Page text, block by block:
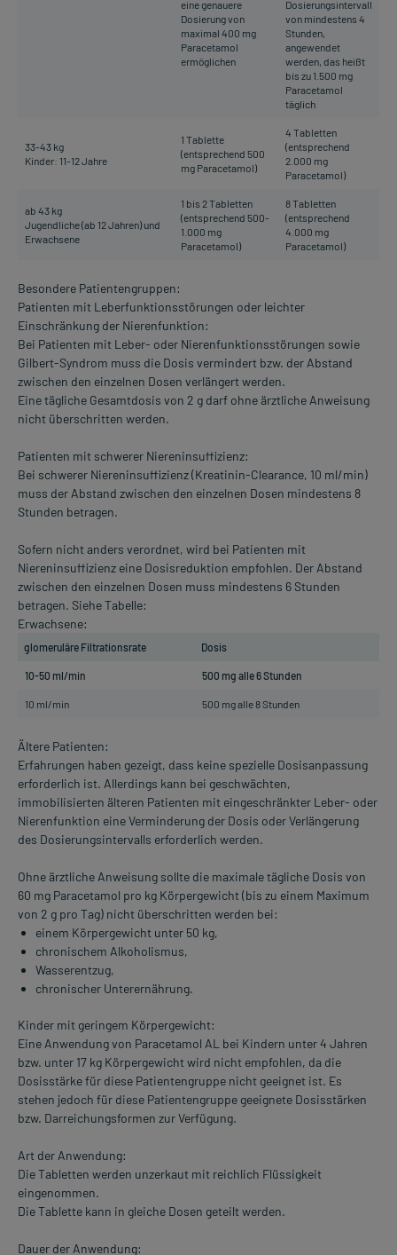
eine genauere
Dosierung von
maximal 400 mg
Paracetamol
ermöglichen
Dosierungsintervall
von mindestens 4
Stunden,
angewendet
werden, das heißt
bis zu 1.500 mg
Paracetamol
täglich
33-43 kg
Kinder: 11-12 Jahre
1 Tablette
(entsprechend 500
mg Paracetamol)
4 Tabletten
(entsprechend
2.000 mg
Paracetamol)
ab 43 kg
Jugendliche (ab 12 Jahren) und
Erwachsene
1 bis 2 Tabletten
(entsprechend 500-
1.000 mg
Paracetamol)
8 Tabletten
(entsprechend
4.000 mg
Paracetamol)
Besondere Patientengruppen:
Patienten mit Leberfunktionsstörungen oder leichter
Einschränkung der Nierenfunktion:
Bei Patienten mit Leber- oder Nierenfunktionsstörungen sowie
Gilbert-Syndrom muss die Dosis vermindert bzw. der Abstand
zwischen den einzelnen Dosen verlängert werden.
Eine tägliche Gesamtdosis von 2 g darf ohne ärztliche Anweisung
nicht überschritten werden.
Patienten mit schwerer Niereninsuffizienz:
Bei schwerer Niereninsuffizienz (Kreatinin-Clearance, 10 ml/min)
muss der Abstand zwischen den einzelnen Dosen mindestens 8
Stunden betragen.
Sofern nicht anders verordnet, wird bei Patienten mit
Niereninsuffizienz eine Dosisreduktion empfohlen. Der Abstand
zwischen den einzelnen Dosen muss mindestens 6 Stunden
betragen. Siehe Tabelle:
Erwachsene:
glomeruläre Filtrationsrate Dosis
10-50 ml/min 500 mg alle 6 Stunden
10 ml/min 500 mg alle 8 Stunden
Ältere Patienten:
Erfahrungen haben gezeigt, dass keine spezielle Dosisanpassung
erforderlich ist. Allerdings kann bei geschwächten,
immobilisierten älteren Patienten mit eingeschränkter Leber- oder
Nierenfunktion eine Verminderung der Dosis oder Verlängerung
des Dosierungsintervalls erforderlich werden.
Ohne ärztliche Anweisung sollte die maximale tägliche Dosis von
60 mg Paracetamol pro kg Körpergewicht (bis zu einem Maximum
von 2 g pro Tag) nicht überschritten werden bei:
einem Körpergewicht unter 50 kg,
chronischem Alkoholismus,
Wasserentzug,
chronischer Unterernährung.
Kinder mit geringem Körpergewicht:
Eine Anwendung von Paracetamol AL bei Kindern unter 4 Jahren
bzw. unter 17 kg Körpergewicht wird nicht empfohlen, da die
Dosisstärke für diese Patientengruppe nicht geeignet ist. Es
stehen jedoch für diese Patientengruppe geeignete Dosisstärken
bzw. Darreichungsformen zur Verfügung.
Art der Anwendung:
Die Tabletten werden unzerkaut mit reichlich Flüssigkeit
eingenommen.
Die Tablette kann in gleiche Dosen geteilt werden.
Dauer der Anwendung: